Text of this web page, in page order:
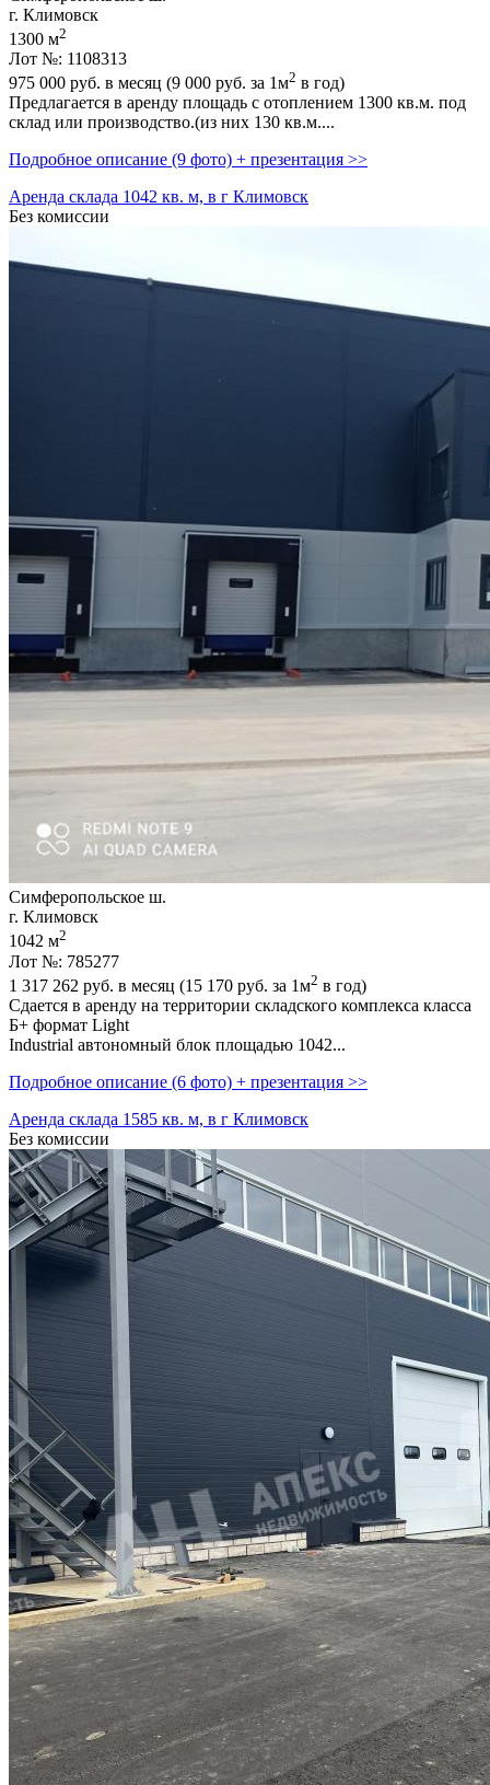
г. Климовск
1300 м2
Лот №: 1108313
975 000 руб. в месяц (9 000 руб. за 1м2 в год)
Предлагается в аренду площадь с отоплением 1300 кв.м. под
склад или производство.(из них 130 кв.м....
Подробное описание (9 фото) + презентация >>
Аренда склада 1042 кв. м, в г Климовск
Без комиссии
Симферопольское ш.
г. Климовск
1042 м2
Лот №: 785277
1 317 262 руб. в месяц (15 170 руб. за 1м2 в год)
Сдается в аренду на территории складского комплекса класса
Б+ формат Light
Industrial автономный блок площадью 1042...
Подробное описание (6 фото) + презентация >>
Аренда склада 1585 кв. м, в г Климовск
Без комиссии